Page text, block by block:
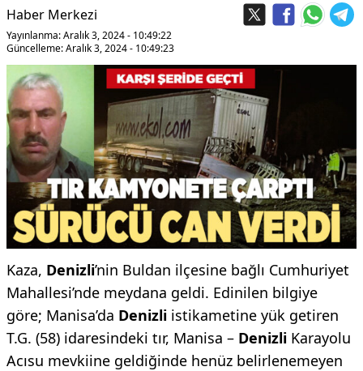
Haber Merkezi
Yayınlanma: Aralık 3, 2024 - 10:49:22
Güncelleme: Aralık 3, 2024 - 10:49:23
Kaza, Denizli’nin Buldan ilçesine bağlı Cumhuriyet
Mahallesi’nde meydana geldi. Edinilen bilgiye
göre; Manisa’da Denizli istikametine yük getiren
T.G. (58) idaresindeki tır, Manisa – Denizli Karayolu
Acısu mevkiine geldiğinde henüz belirlenemeyen